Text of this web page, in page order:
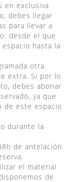
en exclusiva
debes llegar
para llevar a
desde el que
hasta la
otra
extra. Si por lo
debes abonar
ya que
de este espacio
durante la
de antelación
el material
de